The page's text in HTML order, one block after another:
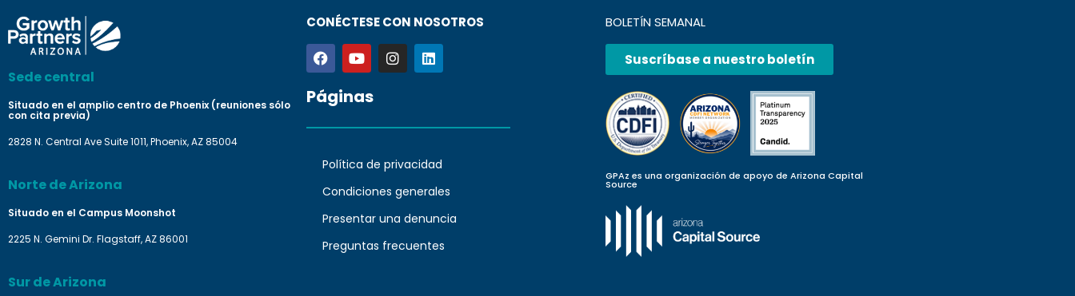
Sede central
Situado en el amplio centro de Phoenix (reuniones sólo
con cita previa)
2828 N. Central Ave Suite 1011, Phoenix, AZ 85004
Norte de Arizona
Situado en el Campus Moonshot
2225 N. Gemini Dr. Flagstaff, AZ 86001
Sur de Arizona
CONÉCTESE CON NOSOTROS
Páginas
Política de privacidad
Condiciones generales
Presentar una denuncia
Preguntas frecuentes
BOLETÍN SEMANAL
Suscríbase a nuestro boletín
GPAz es una organización de apoyo de Arizona Capital
Source